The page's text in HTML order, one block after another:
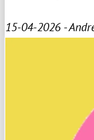
15-04-2026 -